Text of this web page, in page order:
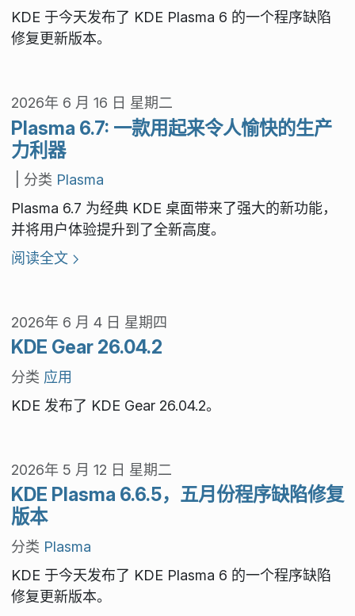
KDE 于今天发布了 KDE Plasma 6 的一个程序缺陷
修复更新版本。
2026年 6 月 16 日 星期二
Plasma 6.7: 一款用起来令人愉快的生产
力利器
| 分类 Plasma
Plasma 6.7 为经典 KDE 桌面带来了强大的新功能，
并将用户体验提升到了全新高度。
阅读全文
2026年 6 月 4 日 星期四
KDE Gear 26.04.2
分类 应用
KDE 发布了 KDE Gear 26.04.2。
2026年 5 月 12 日 星期二
KDE Plasma 6.6.5，五月份程序缺陷修复
版本
分类 Plasma
KDE 于今天发布了 KDE Plasma 6 的一个程序缺陷
修复更新版本。